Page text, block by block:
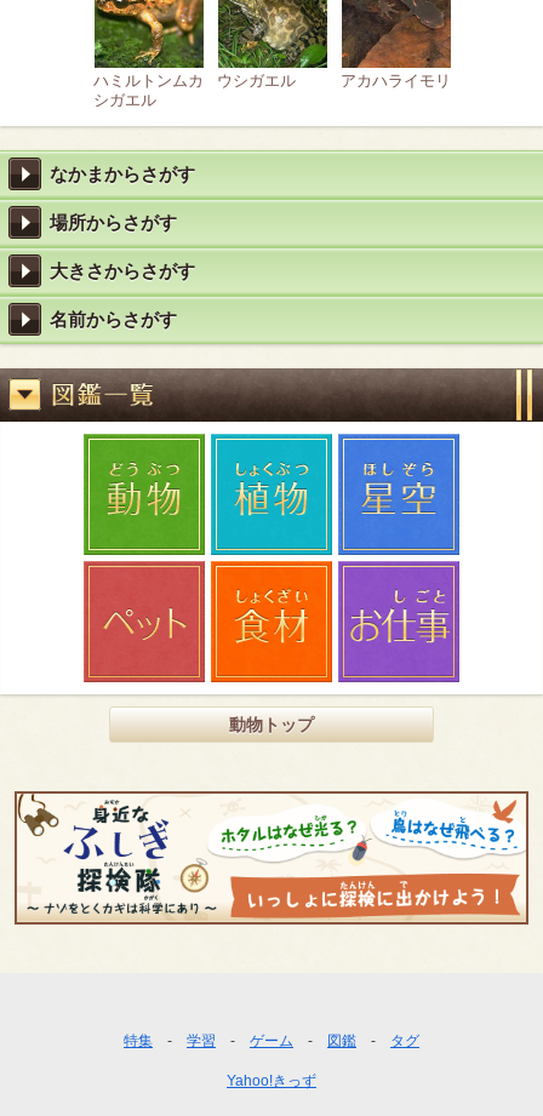
ハミルトンムカ
シガエル
ウシガエル アカハライモリ
なかまからさがす
場所からさがす
大きさからさがす
名前からさがす
動物トップ
特集 学習 ゲーム 図鑑 タグ
Yahoo!きっず